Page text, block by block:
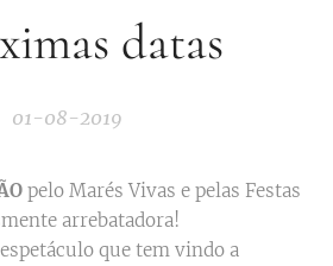
datas
01-08-2019
pelo Marés Vivas e pelas Festas
arrebatadora!
que tem vindo a